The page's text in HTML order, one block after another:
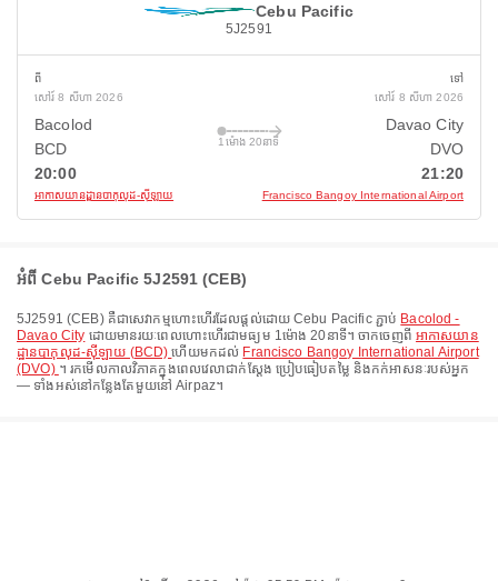
Cebu Pacific
5J2591
ពី
សៅរ៍ 8 សីហា 2026
Bacolod
BCD
20:00
អាកាសយានដ្ឋានបាកុលុដ-ស៊ីឡាយ
1ម៉ោង 20នាទី
ទៅ
សៅរ៍ 8 សីហា 2026
Davao City
DVO
21:20
Francisco Bangoy International Airport
អំពី Cebu Pacific 5J2591 (CEB)
5J2591 (CEB) គឺជាសេវាកម្មហោះហើរដែលផ្តល់ដោយCebu Pacificភ្ជាប់ Bacolod -
Davao City ដោយមានរយៈពេលហោះហើរជាមធ្យម 1ម៉ោង 20នាទី។ ចាកចេញពីអាកាសយាន
ដ្ឋានបាកុលុដ-ស៊ីឡាយ (BCD)ហើយមកដល់ Francisco Bangoy International Airport
(DVO) ។ រកមើលកាលវិភាគក្នុងពេលវេលាជាក់ស្តែង ប្រៀបធៀបតម្លៃ និងកក់អាសនៈរបស់អ្នក
— ទាំងអស់នៅកន្លែងតែមួយនៅ Airpaz។